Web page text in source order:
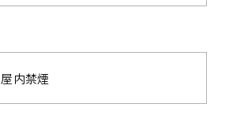
屋内禁煙